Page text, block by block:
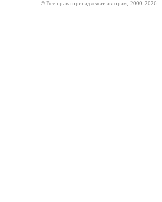
© Все права принадлежат авторам, 2000-2026